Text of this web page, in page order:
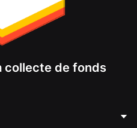
collecte de fonds